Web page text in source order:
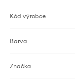
Kód výrobce
Barva
Značka